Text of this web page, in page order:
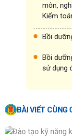
môn,
Kiểm
Bồi
Bồi
sử dụng
BÀI VIẾT CÙNG